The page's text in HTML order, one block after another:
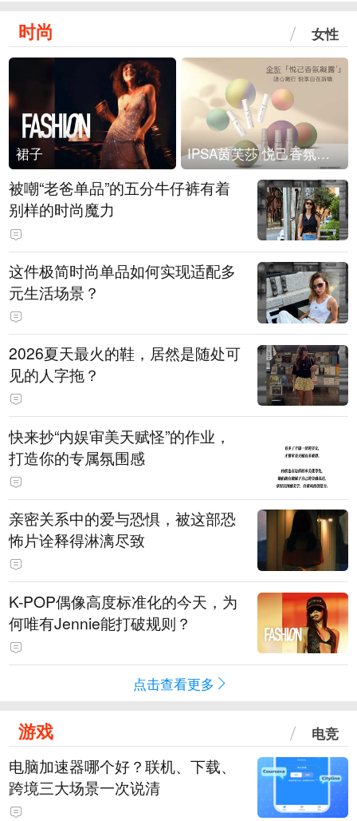
时尚 女性
裙子 IPSA茵芙莎 悦己香氛凝露上市
被嘲“老爸单品”的五分牛仔裤有着
别样的时尚魔力
这件极简时尚单品如何实现适配多
元生活场景？
2026夏天最火的鞋，居然是随处可
见的人字拖？
快来抄“内娱审美天赋怪”的作业，
打造你的专属氛围感
亲密关系中的爱与恐惧，被这部恐
怖片诠释得淋漓尽致
K-POP偶像高度标准化的今天，为
何唯有Jennie能打破规则？
点击查看更多
游戏 电竞
电脑加速器哪个好？联机、下载、
跨境三大场景一次说清